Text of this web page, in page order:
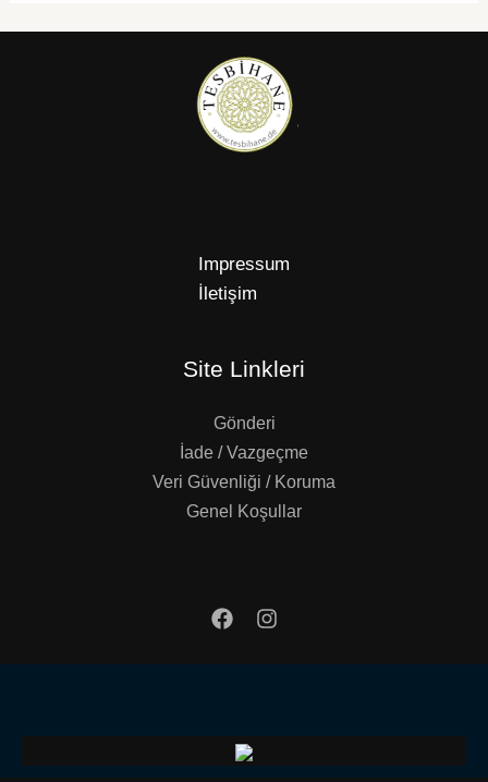
Impressum
İletişim
Site Linkleri
Gönderi
İade / Vazgeçme
Veri Güvenliği / Koruma
Genel Koşullar